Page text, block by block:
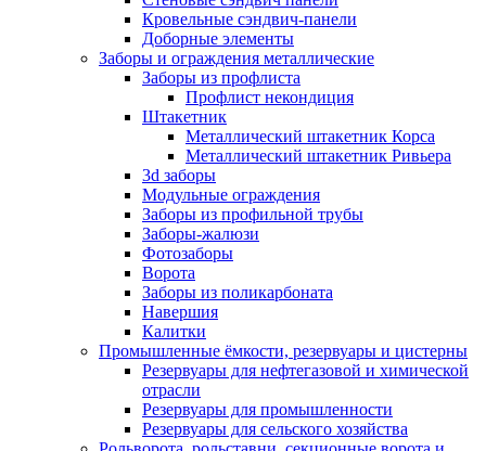
Кровельные сэндвич-панели
Доборные элементы
Заборы и ограждения металлические
Заборы из профлиста
Профлист некондиция
Штакетник
Металлический штакетник Корса
Металлический штакетник Ривьера
3d заборы
Модульные ограждения
Заборы из профильной трубы
Заборы-жалюзи
Фотозаборы
Ворота
Заборы из поликарбоната
Навершия
Калитки
Промышленные ёмкости, резервуары и цистерны
Резервуары для нефтегазовой и химической
отрасли
Резервуары для промышленности
Резервуары для сельского хозяйства